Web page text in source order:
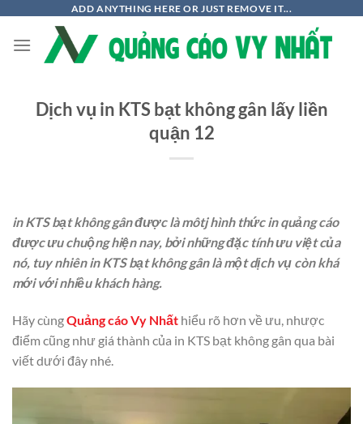
nội
ADD ANYTHING HERE OR JUST REMOVE IT...
Dịch vụ in KTS bạt không gân lấy liền
quận 12
in KTS bạt không gân được là môtj hình thức in quảng cáo
được ưu chuộng hiện nay, bởi những đặc tính ưu việt của
nó, tuy nhiên in KTS bạt không gân là một dịch vụ còn khá
mới với nhiều khách hàng.
Hãy cùngQuảng cáo Vy Nhất hiểu rõ hơn về ưu, nhược
điểm cũng như giá thành của in KTS bạt không gân qua bài
viết dưới đây nhé.